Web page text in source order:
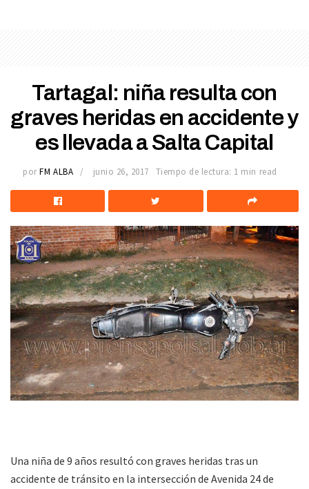
Tartagal: niña resulta con
graves heridas en accidente y
es llevada a Salta Capital
por FM ALBA junio 26, 2017 Tiempo de lectura: 1 min read
Una niña de 9 años resultó con graves heridas tras un
accidente de tránsito en la intersección de Avenida 24 de